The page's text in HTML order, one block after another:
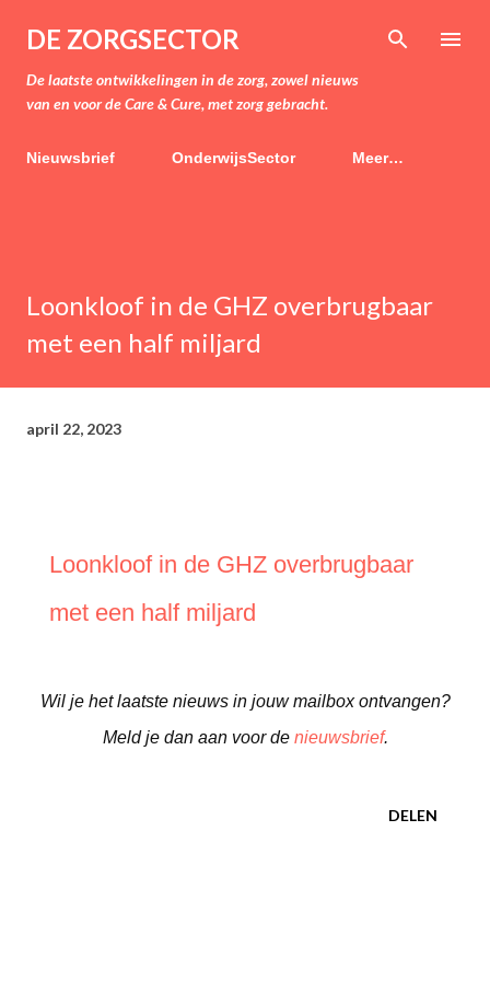
Doorgaan naar hoofdcontent
DE ZORGSECTOR
De laatste ontwikkelingen in de zorg, zowel nieuws
van en voor de Care & Cure, met zorg gebracht.
Nieuwsbrief OnderwijsSector Meer…
Loonkloof in de GHZ overbrugbaar
met een half miljard
april 22, 2023
Loonkloof in de GHZ overbrugbaar
met een half miljard
Wil je het laatste nieuws in jouw mailbox ontvangen?
Meld je dan aan voor de nieuwsbrief.
DELEN